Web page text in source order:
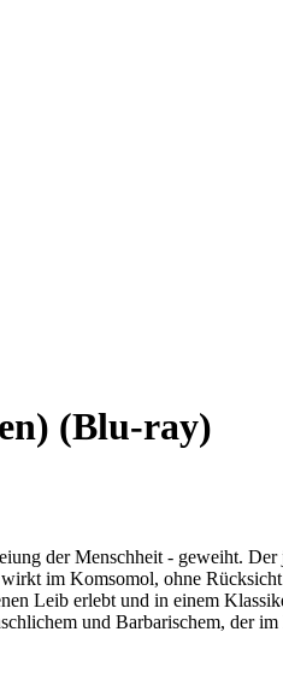
(Blu-ray)
der Menschheit - geweiht.
im Komsomol, ohne
Leib erlebt und in einem
und Barbarischem, der